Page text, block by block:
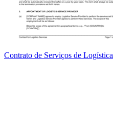
Contrato de Serviços de Logística